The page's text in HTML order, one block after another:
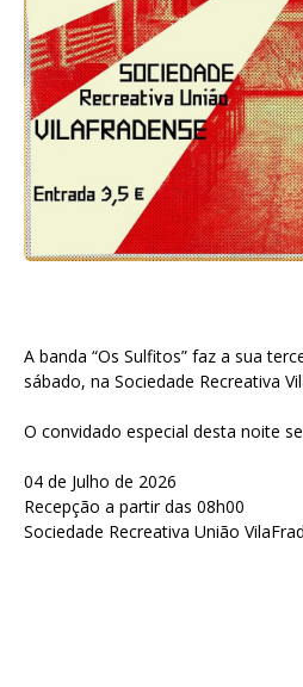
A banda “Os Sulfitos” faz a sua
sábado, na Sociedade Recreativa
O convidado especial desta noite
04 de Julho de 2026
Recepção a partir das 08h00
Sociedade Recreativa União